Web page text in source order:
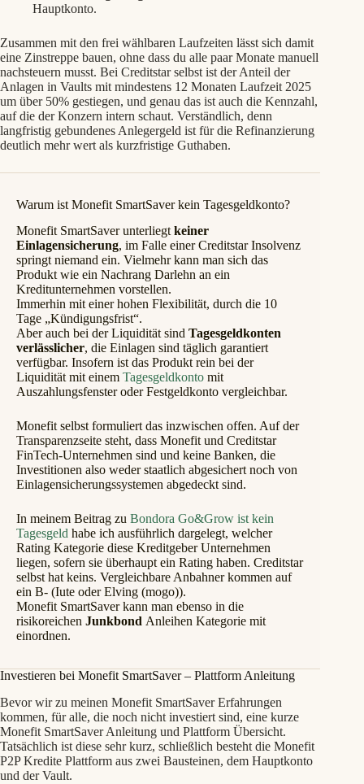
Hauptkonto.
Zusammen mit den frei wählbaren Laufzeiten lässt sich damit
eine Zinstreppe bauen, ohne dass du alle paar Monate manuell
nachsteuern musst. Bei Creditstar selbst ist der Anteil der
Anlagen in Vaults mit mindestens 12 Monaten Laufzeit 2025
um über 50% gestiegen, und genau das ist auch die Kennzahl,
auf die der Konzern intern schaut. Verständlich, denn
langfristig gebundenes Anlegergeld ist für die Refinanzierung
deutlich mehr wert als kurzfristige Guthaben.
Warum ist Monefit SmartSaver kein Tagesgeldkonto?
Monefit SmartSaver unterliegt keiner
Einlagensicherung, im Falle einer Creditstar Insolvenz
springt niemand ein. Vielmehr kann man sich das
Produkt wie ein Nachrang Darlehn an ein
Kreditunternehmen vorstellen.
Immerhin mit einer hohen Flexibilität, durch die 10
Tage „Kündigungsfrist“.
Aber auch bei der Liquidität sind Tagesgeldkonten
verlässlicher, die Einlagen sind täglich garantiert
verfügbar. Insofern ist das Produkt rein bei der
Liquidität mit einem Tagesgeldkontomit
Auszahlungsfenster oder Festgeldkonto vergleichbar.
Monefit selbst formuliert das inzwischen offen. Auf der
Transparenzseite steht, dass Monefit und Creditstar
FinTech-Unternehmen sind und keine Banken, die
Investitionen also weder staatlich abgesichert noch von
Einlagensicherungssystemen abgedeckt sind.
In meinem Beitrag zu Bondora Go&Grow ist kein
Tagesgeld habe ich ausführlich dargelegt, welcher
Rating Kategorie diese Kreditgeber Unternehmen
liegen, sofern sie überhaupt ein Rating haben. Creditstar
selbst hat keins. Vergleichbare Anbahner kommen auf
ein B- (Iute oder Elving (mogo)).
Monefit SmartSaver kann man ebenso in die
risikoreichen Junkbond Anleihen Kategorie mit
einordnen.
Investieren bei Monefit SmartSaver – Plattform Anleitung
Bevor wir zu meinen Monefit SmartSaver Erfahrungen
kommen, für alle, die noch nicht investiert sind, eine kurze
Monefit SmartSaver Anleitung und Plattform Übersicht.
Tatsächlich ist diese sehr kurz, schließlich besteht die Monefit
P2P Kredite Plattform aus zwei Bausteinen, dem Hauptkonto
und der Vault.